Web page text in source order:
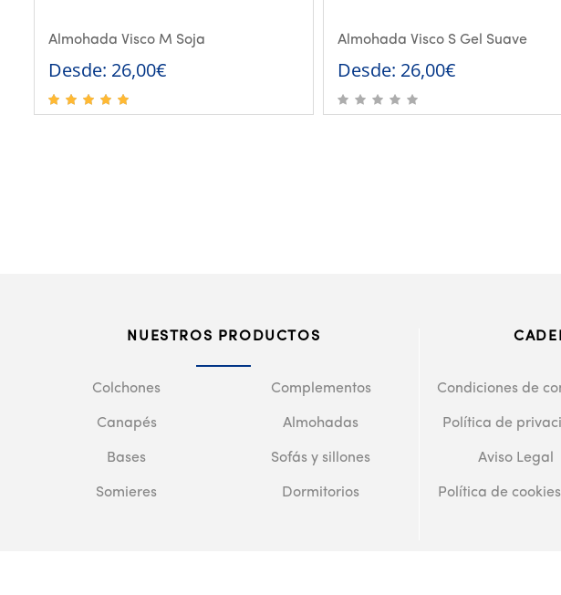
Almohada Visco M Soja
Desde: 26,00€
Almohada Visco S Gel Suave
Desde: 26,00€
NUESTROS PRODUCTOS
Colchones
Canapés
Bases
Somieres
Complementos
Almohadas
Sofás y sillones
Dormitorios
Condiciones de
Política de
Aviso Legal
Política de